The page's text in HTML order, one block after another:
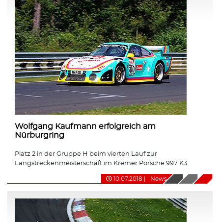
Wolfgang Kaufmann erfolgreich am
Nürburgring
Platz 2 in der Gruppe H beim vierten Lauf zur
Langstreckenmeisterschaft im Kremer Porsche 997 K3.
10.07.2018 News